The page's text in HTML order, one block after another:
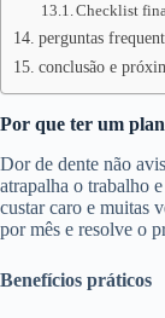
Checklist
perguntas
conclusão e
Por que ter um
Dor de dente não
atrapalha o trabalho
custar caro e muitas
por mês e resolve o
Benefícios práticos